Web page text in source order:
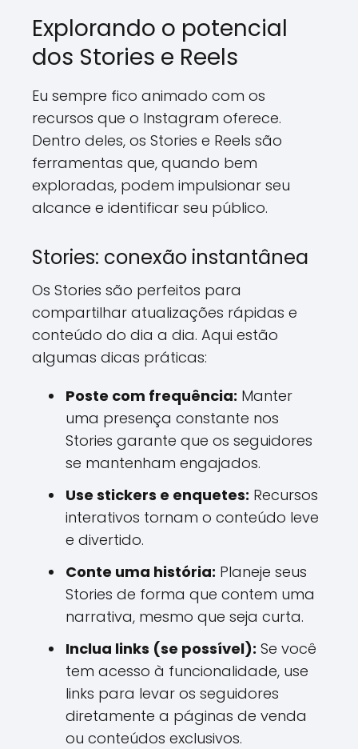
Explorando o potencial
dos Stories e Reels
Eu sempre fico animado com os
recursos que o Instagram oferece.
Dentro deles, os Stories e Reels são
ferramentas que, quando bem
exploradas, podem impulsionar seu
alcance e identificar seu público.
Stories: conexão instantânea
Os Stories são perfeitos para
compartilhar atualizações rápidas e
conteúdo do dia a dia. Aqui estão
algumas dicas práticas:
Poste com frequência: Manter
uma presença constante nos
Stories garante que os seguidores
se mantenham engajados.
Use stickers e enquetes: Recursos
interativos tornam o conteúdo leve
e divertido.
Conte uma história: Planeje seus
Stories de forma que contem uma
narrativa, mesmo que seja curta.
Inclua links (se possível): Se você
tem acesso à funcionalidade, use
links para levar os seguidores
diretamente a páginas de venda
ou conteúdos exclusivos.